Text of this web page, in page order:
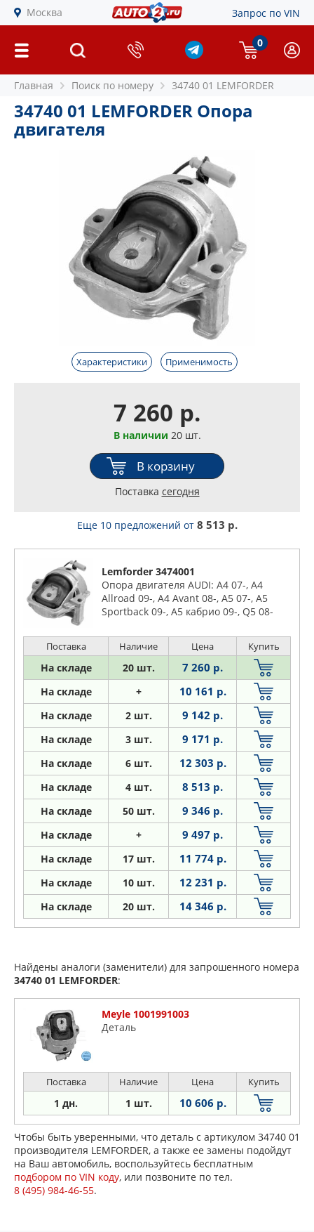
Москва Запрос по VIN
0
Главная Поиск по номеру 34740 01 LEMFORDER
34740 01 LEMFORDER Опора
двигателя
Характеристики Применимость
7 260 р.
В наличии 20 шт.
В корзину
Поставка сегодня
Еще 10 предложений от 8 513 р.
Lemforder 3474001
Опора двигателя AUDI: A4 07-, A4
Allroad 09-, A4 Avant 08-, A5 07-, A5
Sportback 09-, A5 кабрио 09-, Q5 08-
Поставка Наличие Цена Купить
На складе 20 шт. 7 260 р.
На складе + 10 161 р.
На складе 2 шт. 9 142 р.
На складе 3 шт. 9 171 р.
На складе 6 шт. 12 303 р.
На складе 4 шт. 8 513 р.
На складе 50 шт. 9 346 р.
На складе + 9 497 р.
На складе 17 шт. 11 774 р.
На складе 10 шт. 12 231 р.
На складе 20 шт. 14 346 р.
Найдены аналоги (заменители) для запрошенного номера
34740 01 LEMFORDER:
Meyle 1001991003
Деталь
Поставка Наличие Цена Купить
1 дн. 1 шт. 10 606 р.
Чтобы быть уверенными, что деталь с артикулом 34740 01
производителя LEMFORDER, а также ее замены подойдут
на Ваш автомобиль, воспользуйтесь бесплатным
подбором по VIN коду, или позвоните по тел.
8 (495) 984-46-55.